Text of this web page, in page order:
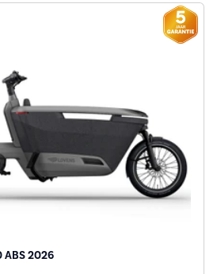
ABS 2026